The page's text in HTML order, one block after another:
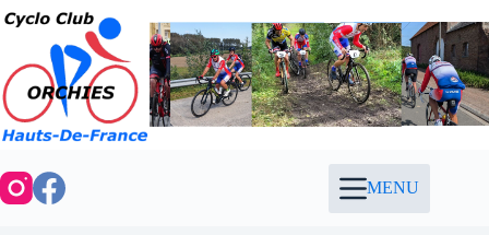
Passer
au
contenu
MENU